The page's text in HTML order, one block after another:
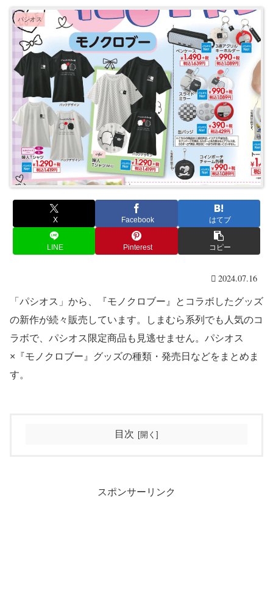
パシオス
X Facebook はてブ
LINE Pinterest コピー
2024.07.16
「パシオス」から、『モノクロブー』とコラボしたグッズ
の新作が続々販売しています。しまむら系列でも人気のコ
ラボで、パシオス限定商品も見逃せません。パシオス
×『モノクロブー』グッズの種類・発売日などをまとめま
す。
目次
スポンサーリンク